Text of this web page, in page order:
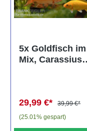
5x Goldfisch im
Mix, Carassius
29,99 €*
39,99 €*
(25.01% gespart)